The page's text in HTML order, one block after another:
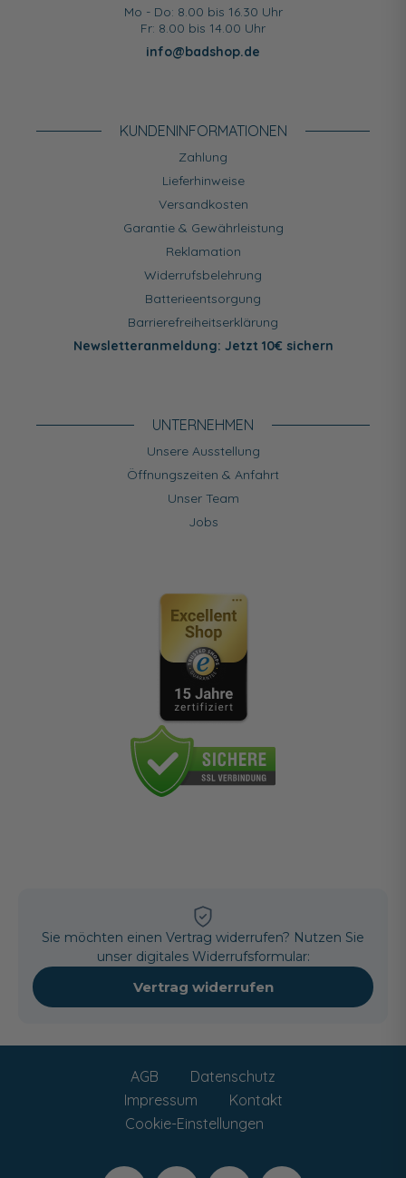
Mo - Do: 8.00 bis 16.30 Uhr
Fr: 8.00 bis 14.00 Uhr
info@badshop.de
KUNDEN­INFORMATIONEN
Zahlung
Lieferhinweise
Versandkosten
Garantie & Gewährleistung
Reklamation
Widerrufsbelehrung
Batterieentsorgung
Barrierefreiheitserklärung
Newsletteranmeldung: Jetzt 10€ sichern
UNTERNEHMEN
Unsere Ausstellung
Öffnungszeiten & Anfahrt
Unser Team
Jobs
Sie möchten einen Vertrag widerrufen? Nutzen Sie
unser digitales Widerrufsformular:
Vertrag widerrufen
AGB
Datenschutz
Impressum
Kontakt
Cookie-Einstellungen